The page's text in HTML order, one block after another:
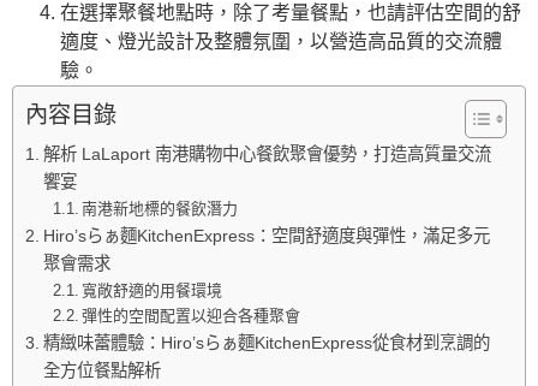
在選擇聚餐地點時，除了考量餐點，也請評估空間的舒
適度、燈光設計及整體氛圍，以營造高品質的交流體
驗。
內容目錄
解析 LaLaport 南港購物中心餐飲聚會優勢，打造高質量交流
饗宴
南港新地標的餐飲潛力
Hiro’sらぁ麵KitchenExpress：空間舒適度與彈性，滿足多元
聚會需求
寬敞舒適的用餐環境
彈性的空間配置以迎合各種聚會
精緻味蕾體驗：Hiro’sらぁ麵KitchenExpress從食材到烹調的
全方位餐點解析